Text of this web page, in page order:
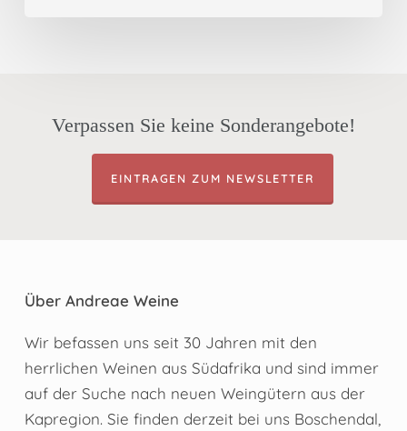
Verpassen Sie keine Sonderangebote!
EINTRAGEN ZUM NEWSLETTER
Über Andreae Weine
Wir befassen uns seit 30 Jahren mit den
herrlichen Weinen aus Südafrika und sind immer
auf der Suche nach neuen Weingütern aus der
Kapregion. Sie finden derzeit bei uns Boschendal,